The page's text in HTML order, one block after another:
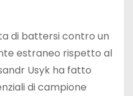
di battersi contro un
estraneo rispetto al
Usyk ha fatto
di campione